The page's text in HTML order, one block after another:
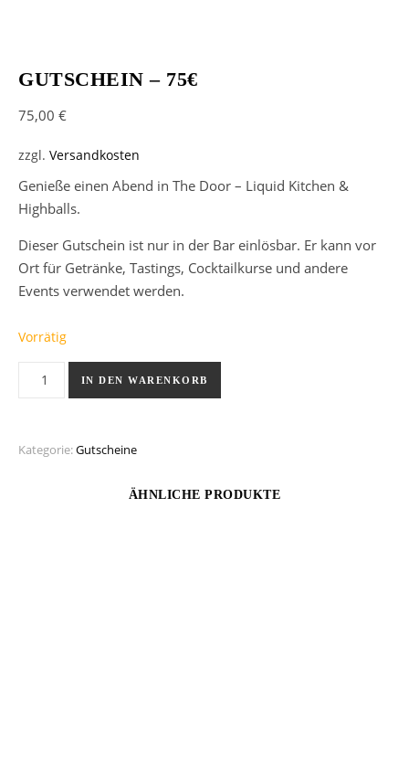
GUTSCHEIN – 75€
75,00 €
zzgl. Versandkosten
Genieße einen Abend in The Door – Liquid Kitchen &
Highballs.
Dieser Gutschein ist nur in der Bar einlösbar. Er kann vor
Ort für Getränke, Tastings, Cocktailkurse und andere
Events verwendet werden.
Vorrätig
Gutschein - 75€ Menge
IN DEN WARENKORB
Kategorie:Gutscheine
ÄHNLICHE PRODUKTE